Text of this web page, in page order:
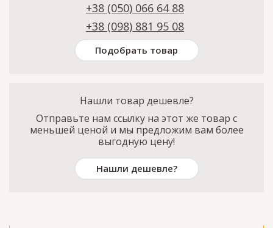
+38 (050) 066 64 88
+38 (098) 881 95 08
Подобрать товар
Нашли товар дешевле?
Отправьте нам ссылку на этот же товар с
меньшей ценой и мы предложим вам более
выгодную цену!
Нашли дешевле?